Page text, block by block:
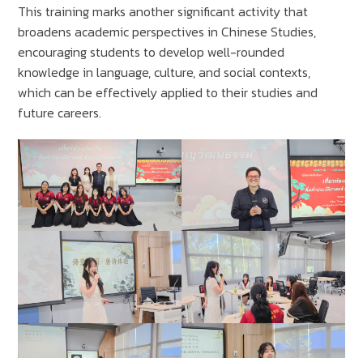
This training marks another significant activity that
broadens academic perspectives in Chinese Studies,
encouraging students to develop well-rounded
knowledge in language, culture, and social contexts,
which can be effectively applied to their studies and
future careers.